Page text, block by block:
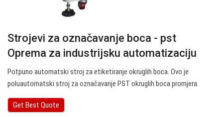
Strojevi za označavanje boca - pst
Oprema za industrijsku automatizaciju
Potpuno automatski stroj za etiketiranje okruglih boca. Ovo je
poluautomatski stroj za označavanje PST okruglih boca promjera.
Get Best Quote